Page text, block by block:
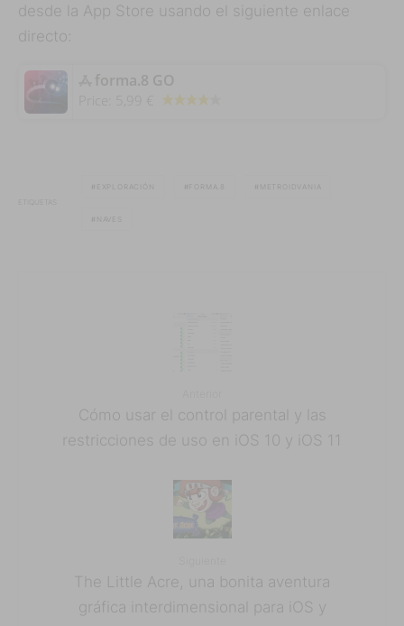
desde la App Store usando el siguiente enlace
directo:
‎forma.8 GO
ETIQUETAS
EXPLORACIÓN FORMA.8 METROIDVANIA
Cómo usar el control parental y las
restricciones de uso en iOS 10 y iOS 11
The Little Acre, una bonita aventura
gráfica interdimensional para iOS y